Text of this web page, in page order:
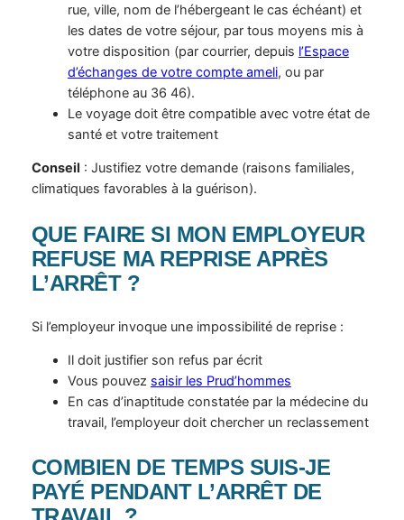
rue, ville, nom de l’hébergeant le cas échéant) et
les dates de votre séjour, par tous moyens mis à
votre disposition (par courrier, depuis l’Espace
d’échanges de votre compte ameli, ou par
téléphone au 36 46).
Le voyage doit être compatible avec votre état de
santé et votre traitement
Conseil : Justifiez votre demande (raisons familiales,
climatiques favorables à la guérison).
QUE FAIRE SI MON EMPLOYEUR
REFUSE MA REPRISE APRÈS
L’ARRÊT ?
Si l’employeur invoque une impossibilité de reprise :
Il doit justifier son refus par écrit
Vous pouvez saisir les Prud’hommes
En cas d’inaptitude constatée par la médecine du
travail, l’employeur doit chercher un reclassement
COMBIEN DE TEMPS SUIS-JE
PAYÉ PENDANT L’ARRÊT DE